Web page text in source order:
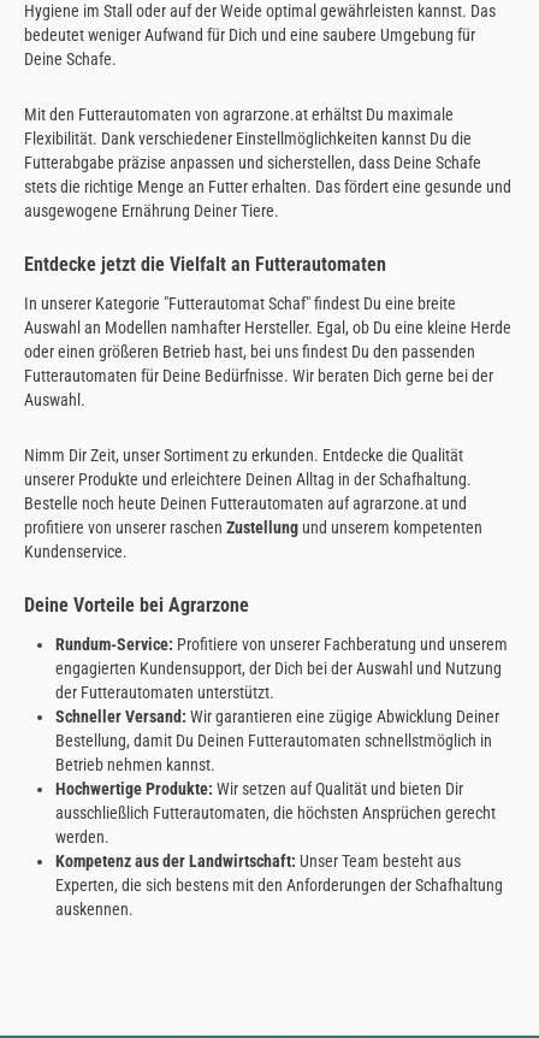
Hygiene im Stall oder auf der Weide optimal gewährleisten kannst. Das
bedeutet weniger Aufwand für Dich und eine saubere Umgebung für
Deine Schafe.
Mit den Futterautomaten von agrarzone.at erhältst Du maximale
Flexibilität. Dank verschiedener Einstellmöglichkeiten kannst Du die
Futterabgabe präzise anpassen und sicherstellen, dass Deine Schafe
stets die richtige Menge an Futter erhalten. Das fördert eine gesunde und
ausgewogene Ernährung Deiner Tiere.
Entdecke jetzt die Vielfalt an Futterautomaten
In unserer Kategorie "Futterautomat Schaf" findest Du eine breite
Auswahl an Modellen namhafter Hersteller. Egal, ob Du eine kleine Herde
oder einen größeren Betrieb hast, bei uns findest Du den passenden
Futterautomaten für Deine Bedürfnisse. Wir beraten Dich gerne bei der
Auswahl.
Nimm Dir Zeit, unser Sortiment zu erkunden. Entdecke die Qualität
unserer Produkte und erleichtere Deinen Alltag in der Schafhaltung.
Bestelle noch heute Deinen Futterautomaten auf agrarzone.at und
profitiere von unserer raschen Zustellung und unserem kompetenten
Kundenservice.
Deine Vorteile bei Agrarzone
Rundum-Service: Profitiere von unserer Fachberatung und unserem
engagierten Kundensupport, der Dich bei der Auswahl und Nutzung
der Futterautomaten unterstützt.
Schneller Versand: Wir garantieren eine zügige Abwicklung Deiner
Bestellung, damit Du Deinen Futterautomaten schnellstmöglich in
Betrieb nehmen kannst.
Hochwertige Produkte: Wir setzen auf Qualität und bieten Dir
ausschließlich Futterautomaten, die höchsten Ansprüchen gerecht
werden.
Kompetenz aus der Landwirtschaft: Unser Team besteht aus
Experten, die sich bestens mit den Anforderungen der Schafhaltung
auskennen.